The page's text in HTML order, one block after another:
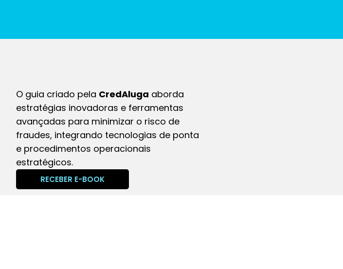
O guia criado pela CredAluga aborda
estratégias inovadoras e ferramentas
avançadas para minimizar o risco de
fraudes, integrando tecnologias de ponta
e procedimentos operacionais
estratégicos.
RECEBER E-BOOK